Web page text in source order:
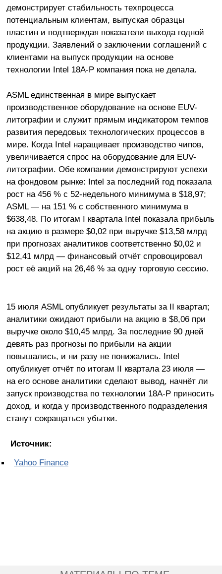
демонстрирует стабильность техпроцесса
потенциальным клиентам, выпуская образцы
пластин и подтверждая показатели выхода годной
продукции. Заявлений о заключении соглашений с
клиентами на выпуск продукции на основе
технологии Intel 18A-P компания пока не делала.
ASML единственная в мире выпускает
производственное оборудование на основе EUV-
литографии и служит прямым индикатором темпов
развития передовых технологических процессов в
мире. Когда Intel наращивает производство чипов,
увеличивается спрос на оборудование для EUV-
литографии. Обе компании демонстрируют успехи
на фондовом рынке: Intel за последний год показала
рост на 456 % с 52-недельного минимума в $18,97;
ASML — на 151 % с собственного минимума в
$638,48. По итогам I квартала Intel показала прибыль
на акцию в размере $0,02 при выручке $13,58 млрд
при прогнозах аналитиков соответственно $0,02 и
$12,41 млрд — финансовый отчёт спровоцировал
рост её акций на 26,46 % за одну торговую сессию.
15 июля ASML опубликует результаты за II квартал;
аналитики ожидают прибыли на акцию в $8,06 при
выручке около $10,45 млрд. За последние 90 дней
девять раз прогнозы по прибыли на акции
повышались, и ни разу не понижались. Intel
опубликует отчёт по итогам II квартала 23 июля —
на его основе аналитики сделают вывод, начнёт ли
запуск производства по технологии 18A-P приносить
доход, и когда у производственного подразделения
станут сокращаться убытки.
Источник:
Yahoo Finance